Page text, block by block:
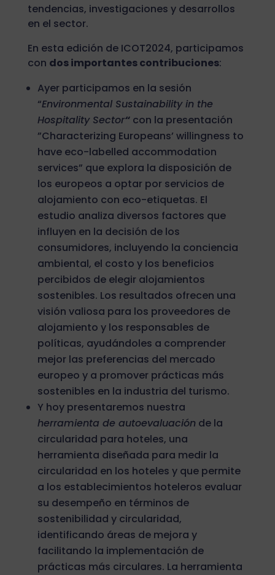
tendencias, investigaciones y desarrollos
en el sector.
En esta edición de ICOT2024, participamos
con dos importantes contribuciones:
Ayer participamos en la sesión
“Environmental Sustainability in the
Hospitality Sector“ con la presentación
”Characterizing Europeans’ willingness to
have eco-labelled accommodation
services” que explora la disposición de
los europeos a optar por servicios de
alojamiento con eco-etiquetas. El
estudio analiza diversos factores que
influyen en la decisión de los
consumidores, incluyendo la conciencia
ambiental, el costo y los beneficios
percibidos de elegir alojamientos
sostenibles. Los resultados ofrecen una
visión valiosa para los proveedores de
alojamiento y los responsables de
políticas, ayudándoles a comprender
mejor las preferencias del mercado
europeo y a promover prácticas más
sostenibles en la industria del turismo.
Y hoy presentaremos nuestra
herramienta de autoevaluación de la
circularidad para hoteles, una
herramienta diseñada para medir la
circularidad en los hoteles y que permite
a los establecimientos hoteleros evaluar
su desempeño en términos de
sostenibilidad y circularidad,
identificando áreas de mejora y
facilitando la implementación de
prácticas más circulares. La herramienta